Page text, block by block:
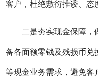
客户，杜绝敷衍推诿、态
二是夯实现金保障，
备各面额零钱及残损币兑
等现金业务需求，避免客